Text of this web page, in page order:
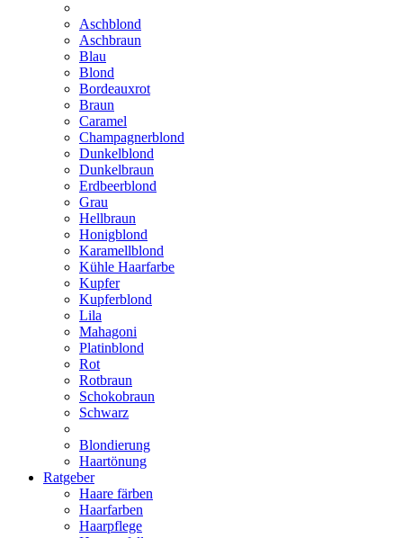
Aschblond
Aschbraun
Blau
Blond
Bordeauxrot
Braun
Caramel
Champagnerblond
Dunkelblond
Dunkelbraun
Erdbeerblond
Grau
Hellbraun
Honigblond
Karamellblond
Kühle Haarfarbe
Kupfer
Kupferblond
Lila
Mahagoni
Platinblond
Rot
Rotbraun
Schokobraun
Schwarz
Blondierung
Haartönung
Ratgeber
Haare färben
Haarfarben
Haarpflege